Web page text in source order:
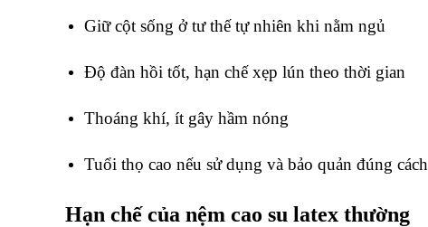
Giữ cột sống ở tư thế tự nhiên khi nằm ngủ
Độ đàn hồi tốt, hạn chế xẹp lún theo thời gian
Thoáng khí, ít gây hầm nóng
Tuổi thọ cao nếu sử dụng và bảo quản đúng cách
Hạn chế của nệm cao su latex thường